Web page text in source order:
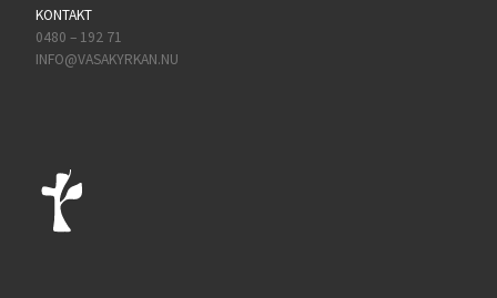
KONTAKT
0480 – 192 71
INFO@VASAKYRKAN.NU